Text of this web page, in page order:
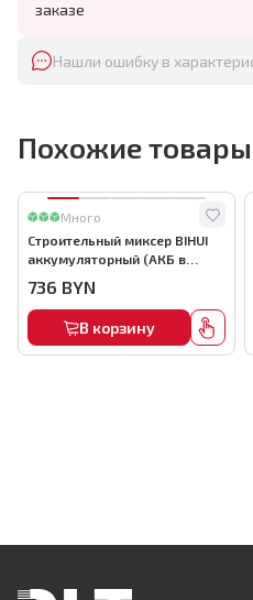
заказе
Нашли ошибку в
Похожие товары
Много
Строительный миксер BIHUI
аккумуляторный (АКБ в
736 BYN
В корзину